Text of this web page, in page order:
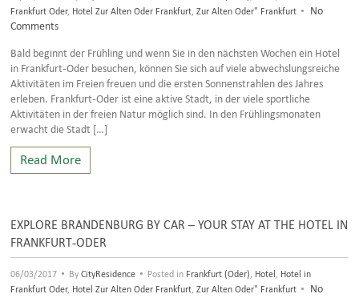
Frankfurt Oder, Hotel Zur Alten Oder Frankfurt ,Zur Alten Oder" Frankfurt •
No
Comments
Bald beginnt der Frühling und wenn Sie in den nächsten Wochen ein Hotel
in Frankfurt-Oder besuchen, können Sie sich auf viele abwechslungsreiche
Aktivitäten im Freien freuen und die ersten Sonnenstrahlen des Jahres
erleben. Frankfurt-Oder ist eine aktive Stadt, in der viele sportliche
Aktivitäten in der freien Natur möglich sind. In den Frühlingsmonaten
erwacht die Stadt […]
Read More
EXPLORE BRANDENBURG BY CAR – YOUR STAY AT THE HOTEL IN
FRANKFURT-ODER
06/03/2017 • ByCityResidence • Posted in Frankfurt (Oder) Hotel
Hotel in
Frankfurt Oder, Hotel Zur Alten Oder Frankfurt ,Zur Alten Oder" Frankfurt •
No